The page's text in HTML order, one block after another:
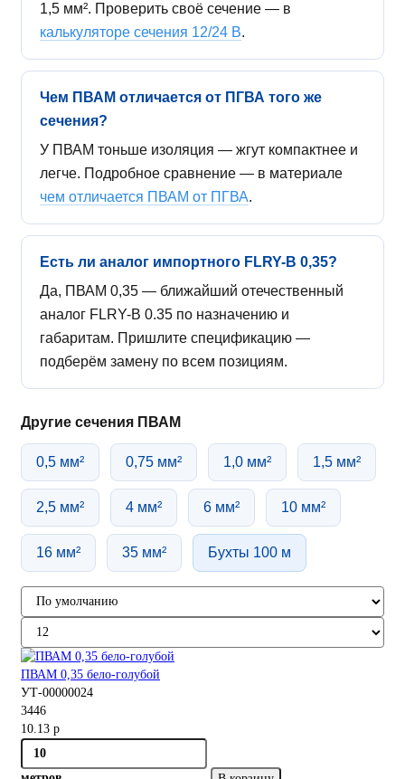
1,5 мм². Проверить своё сечение — в
калькуляторе сечения 12/24 В.
Чем ПВАМ отличается от ПГВА того же
сечения?
У ПВАМ тоньше изоляция — жгут компактнее и
легче. Подробное сравнение — в материале
чем отличается ПВАМ от ПГВА.
Есть ли аналог импортного FLRY-B 0,35?
Да, ПВАМ 0,35 — ближайший отечественный
аналог FLRY-B 0.35 по назначению и
габаритам. Пришлите спецификацию —
подберём замену по всем позициям.
Другие сечения ПВАМ
0,5 мм² 0,75 мм² 1,0 мм² 1,5 мм²
2,5 мм² 4 мм² 6 мм² 10 мм²
16 мм² 35 мм² Бухты 100 м
ПВАМ 0,35 бело-голубой
УТ-00000024
3446
10.13 р